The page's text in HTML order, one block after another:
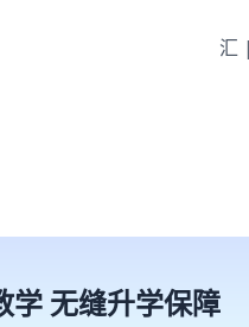
学 无缝升学保障